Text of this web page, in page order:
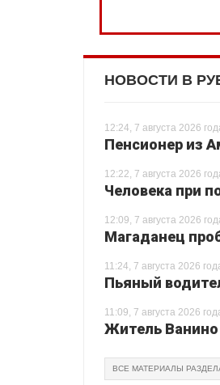
НОВОСТИ В
12:24, 7 августа 2026
Пенсионер из
12:22, 7 августа 2026
Человека при
12:09, 7 августа 2026
Магаданец
11:24, 7 августа 2026
Пьяный
11:09, 7 августа 2026
Житель Ванино
ВСЕ МАТЕРИАЛЫ